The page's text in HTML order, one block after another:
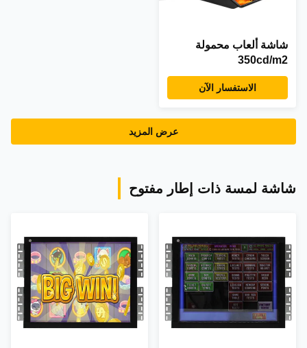
شاشة ألعاب محمولة
350cd/m2
الاستفسار الآن
عرض المزيد
شاشة لمسة ذات إطار مفتوح